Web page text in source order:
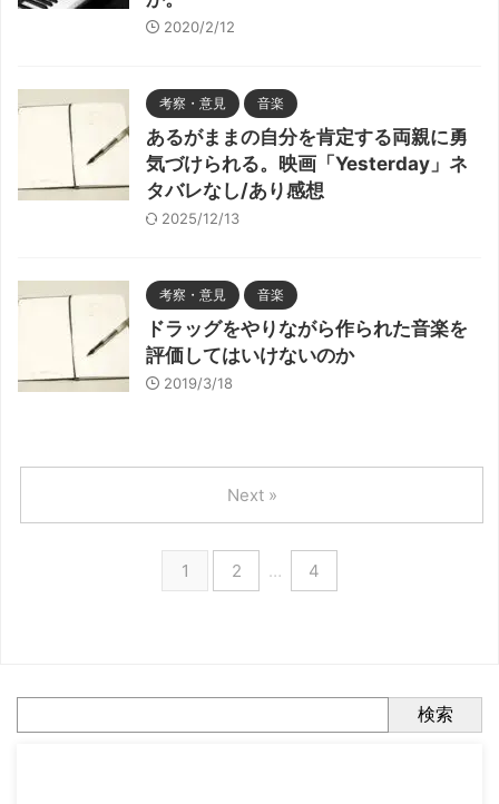
2020/2/12
考察・意見 音楽
あるがままの自分を肯定する両親に勇
気づけられる。映画「Yesterday」ネ
タバレなし/あり感想
2025/12/13
考察・意見 音楽
ドラッグをやりながら作られた音楽を
評価してはいけないのか
2019/3/18
1 2 … 4
Next »
検索